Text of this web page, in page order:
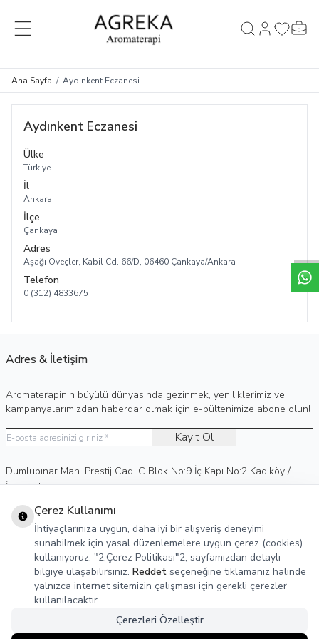
MENÜ Hesabım
Ana Sayfa / Aydınkent Eczanesi
Aydınkent Eczanesi
Ülke
Türkiye
İl
Ankara
İlçe
Çankaya
Adres
Aşağı Öveçler, Kabil Cd. 66/D, 06460 Çankaya/Ankara
Telefon
0 (312) 4833675
Adres & İletişim
Aromaterapinin büyülü dünyasında gezinmek, yeniliklerimiz ve
kampanyalarımızdan haberdar olmak için e-bültenimize abone olun!
Kayıt Ol
Adres
Dumlupınar Mah. Prestij Cad. C Blok No:9 İç Kapı No:2 Kadıköy /
İstanbul
Telefon
0 (530) 236 15 75
E-Posta
info@agreka.com.tr
Müşteri Hizmetleri
Yasal Bilgiler
Sosyal Medya
Çerez Kullanımı
İhtiyaçlarınıza uygun, daha iyi bir alışveriş deneyimi
sunabilmek için yasal düzenlemelere uygun çerez (cookies)
kullanıyoruz. "2;Çerez Politikası"2; sayfamızdan detaylı
bilgiye ulaşabilirsiniz. Reddet seçeneğine tıklamanız halinde
yalnızca internet sitemizin çalışması için gerekli çerezler
kullanılacaktır.
Çerezleri Özelleştir